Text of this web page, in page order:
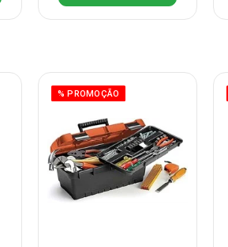
% PROMOÇÃO